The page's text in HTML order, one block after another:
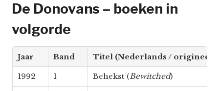
De Donovans – boeken in
volgorde
Jaar Band Titel (Nederlands / origineel)
1992 1 Behekst (Bewitched)